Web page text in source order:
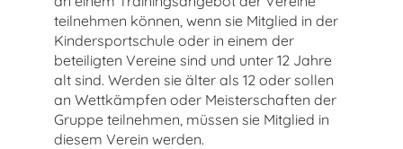
teilnehmen können, wenn sie Mitglied in der
Kindersportschule oder in einem der
beteiligten Vereine sind und unter 12 Jahre
alt sind. Werden sie älter als 12 oder sollen
an Wettkämpfen oder Meisterschaften der
Gruppe teilnehmen, müssen sie Mitglied in
diesem Verein werden.